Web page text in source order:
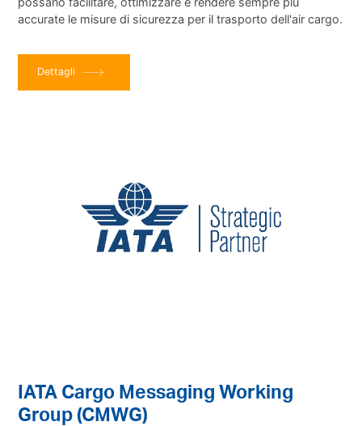
accurate le misure di sicurezza per il trasporto dell'air cargo.
Dettagli
IATA Cargo Messaging Working
Group (CMWG)